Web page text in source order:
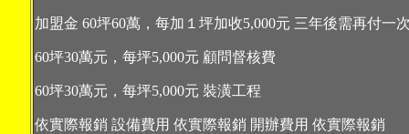
加盟金 60坪60萬，每加１坪加收5,000元 三年後需再付一
60坪30萬元，每坪5,000元 顧問督核費
60坪30萬元，每坪5,000元 裝潢工程
依實際報銷 設備費用 依實際報銷 開辦費用 依實際報銷